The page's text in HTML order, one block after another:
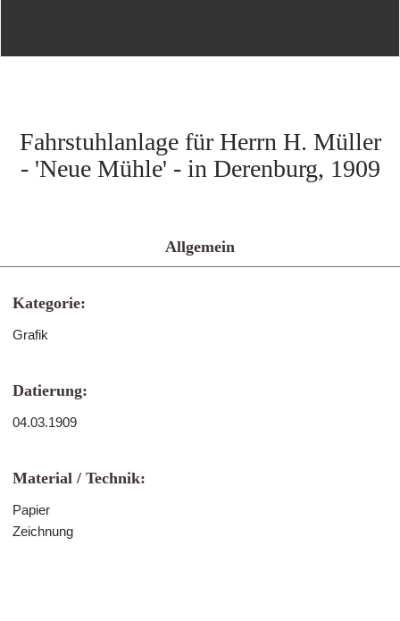
Fahrstuhlanlage für Herrn H. Müller
- 'Neue Mühle' - in Derenburg, 1909
Allgemein
Kategorie:
Grafik
Datierung:
04.03.1909
Material / Technik:
Papier
Zeichnung